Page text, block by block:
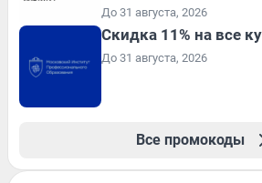
До 31 августа, 2026
Скидка 11% на все
До 31 августа, 2026
Все промокоды